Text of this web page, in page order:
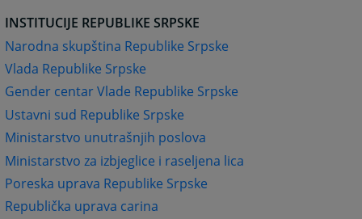
INSTITUCIJE REPUBLIKE SRPSKE
Narodna skupština Republike Srpske
Vlada Republike Srpske
Gender centar Vlade Republike Srpske
Ustavni sud Republike Srpske
Ministarstvo unutrašnjih poslova
Ministarstvo za izbjeglice i raseljena lica
Poreska uprava Republike Srpske
Republička uprava carina